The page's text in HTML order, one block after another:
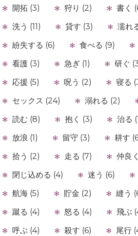
開拓 (3)
狩り (2) 書く
洗う (11)
貸す (3)
濡れ
紛失する (6)
食べる (9)
看護 (3)
急ぎ (1) 研ぐ
応援 (5)
呪う (2)
寝る
セックス (24)
溺れる (2)
読む (8)
抱く (3) 治る
放浪 (1)
留守 (3) 耕す
拾う (2)
走る (7)
仲良
閉じ込める (4)
迷う (6)
航海 (5)
貯金 (2) 縫う
蹴る (4)
怒る (4) 飛ぶ
呼ぶ (4)
殺す (6) 尾行